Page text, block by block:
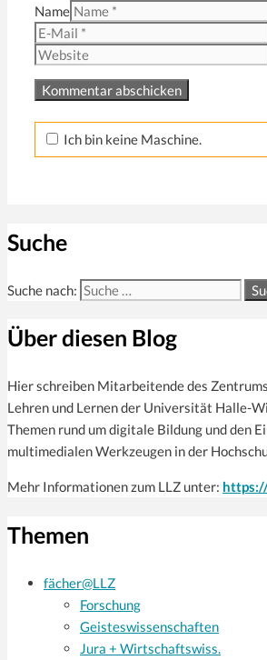
Name
Ich bin keine Maschine.
Suche
Suche nach:
Über diesen Blog
Hier schreiben Mitarbeitende des
Lehren und Lernen der Universität Halle-
Themen rund um digitale Bildung und den
multimedialen Werkzeugen in der
Mehr Informationen zum LLZ unter:
Themen
fächer@LLZ
Forschung
Geisteswissenschaften
Jura + Wirtschaftswiss.